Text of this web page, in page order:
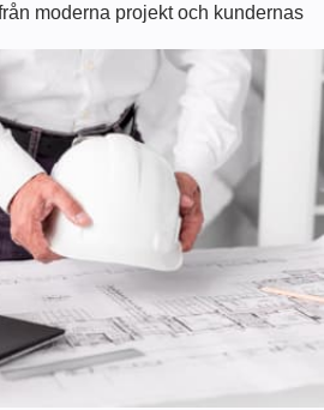
moderna projekt och kundernas